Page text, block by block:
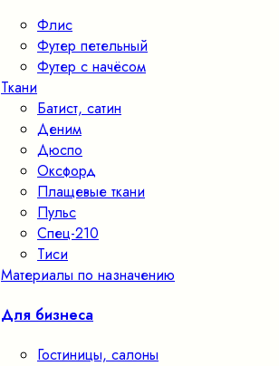
Флис
Футер петельный
Футер с начёсом
Ткани
Батист, сатин
Деним
Дюспо
Оксфорд
Плащевые ткани
Пульс
Спец-210
Тиси
Материалы по назначению
Для бизнеса
Гостиницы, салоны